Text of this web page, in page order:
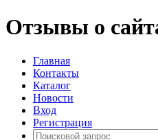
Отзывы о
Главная
Контакты
Каталог
Новости
Вход
Регистрация